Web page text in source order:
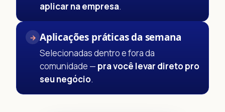
aplicar na empresa.
→ Aplicações práticas da semana
Selecionadas dentro e fora da
comunidade — pra você levar direto pro
seu negócio.